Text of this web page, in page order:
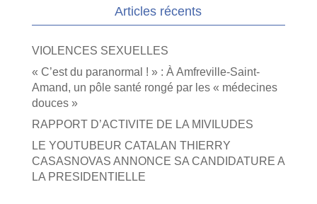
Articles récents
VIOLENCES SEXUELLES
« C’est du paranormal ! » : À Amfreville-Saint-
Amand, un pôle santé rongé par les « médecines
douces »
RAPPORT D’ACTIVITE DE LA MIVILUDES
LE YOUTUBEUR CATALAN THIERRY
CASASNOVAS ANNONCE SA CANDIDATURE A
LA PRESIDENTIELLE